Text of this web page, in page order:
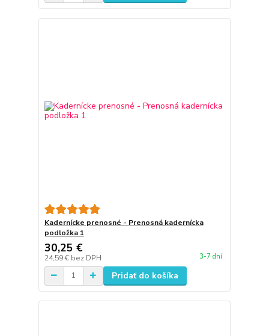
Kadernícke prenosné - Prenosná kadernícka
podložka 1
30,25 €
24,59 € bez DPH 3-7 dní
Pridať do košíka